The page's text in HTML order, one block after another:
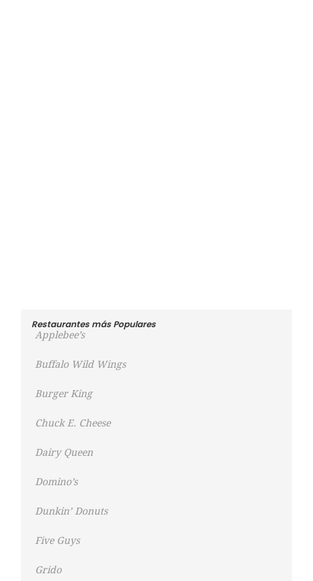
Restaurantes más Populares
Applebee’s
Buffalo Wild Wings
Burger King
Chuck E. Cheese
Dairy Queen
Domino’s
Dunkin’ Donuts
Five Guys
Grido